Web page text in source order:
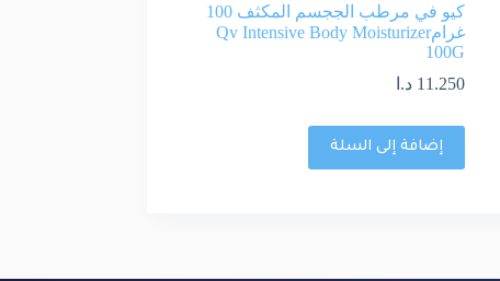
كيو في مرطب الججسم المكثف 100
غرامQv Intensive Body Moisturizer
100G
11.250 د.ا
إضافة إلى السلة